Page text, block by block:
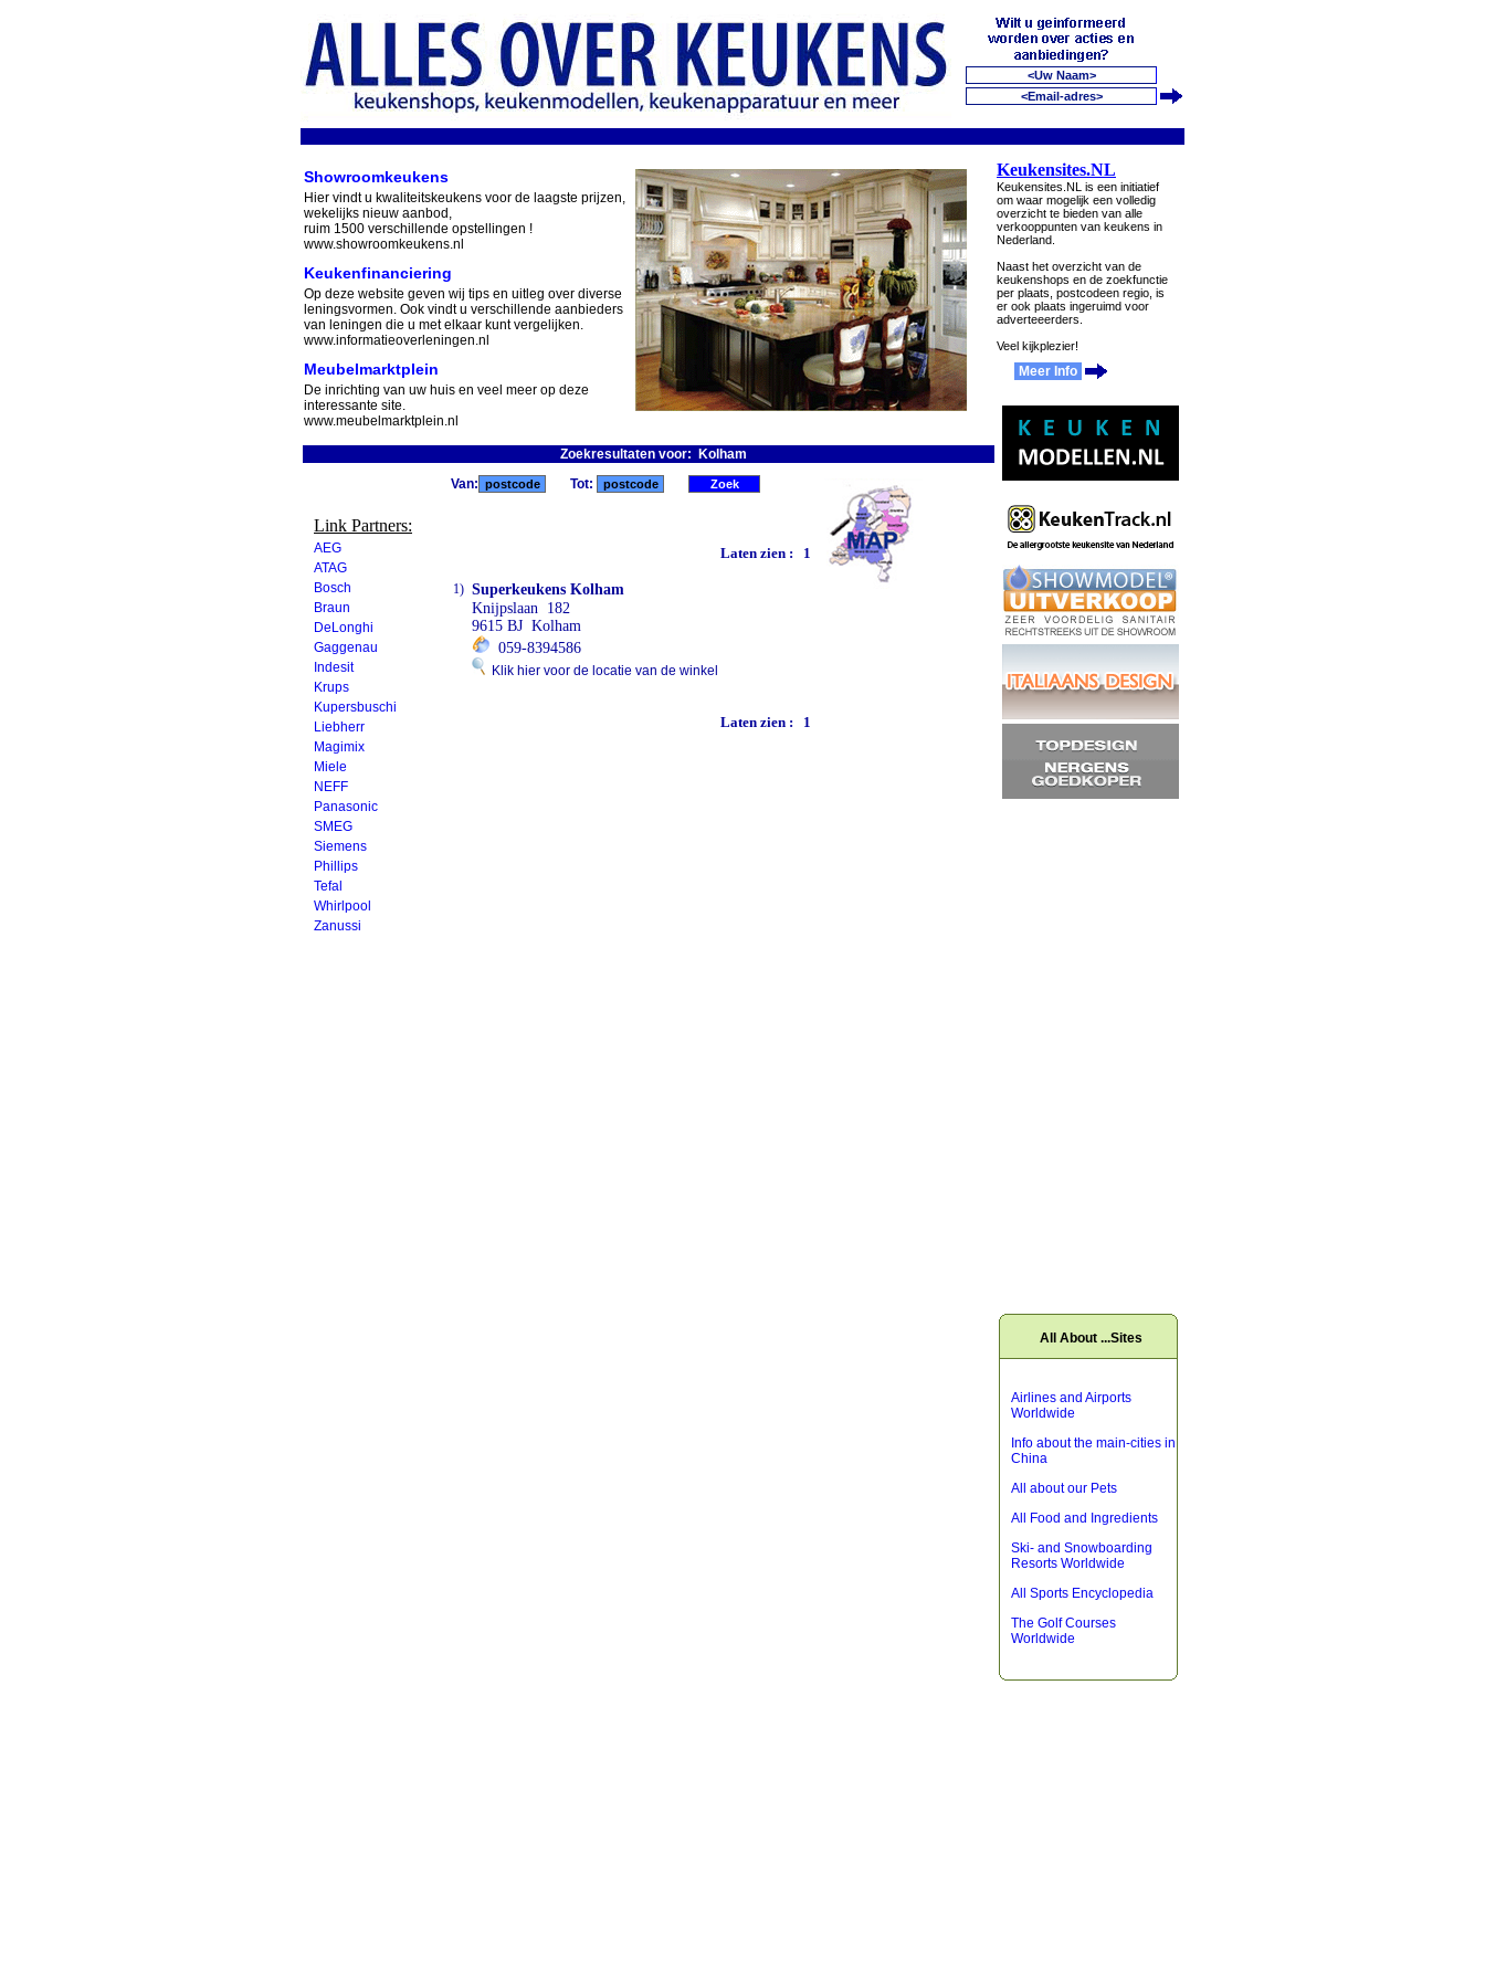
Showroomkeukens
Hier vindt u kwaliteitskeukens voor de laagste prijzen,
wekelijks nieuw aanbod,
ruim 1500 verschillende opstellingen !
www.showroomkeukens.nl
Keukenfinanciering
Op deze website geven wij tips en uitleg over diverse
leningsvormen. Ook vindt u verschillende aanbieders
van leningen die u met elkaar kunt vergelijken.
www.informatieoverleningen.nl
Meubelmarktplein
De inrichting van uw huis en veel meer op deze
interessante site.
www.meubelmarktplein.nl
Zoekresultaten voor: Kolham
Link Partners:
AEG
ATAG
Bosch
Braun
DeLonghi
Gaggenau
Indesit
Krups
Kupersbuschi
Liebherr
Magimix
Miele
NEFF
Panasonic
SMEG
Siemens
Phillips
Tefal
Whirlpool
Zanussi
Van: Tot:
Laten zien : 1
1) Superkeukens Kolham
Knijpslaan 182
9615 BJ Kolham
059-8394586
Klik hier voor de locatie van de winkel
Laten zien : 1
Keukensites.NL
Keukensites.NL is een initiatief
om waar mogelijk een volledig
overzicht te bieden van alle
verkooppunten van keukens in
Nederland.
Naast het overzicht van de
keukenshops en de zoekfunctie
per plaats, postcodeen regio, is
er ook plaats ingeruimd voor
adverteeerders.
Veel kijkplezier!
Meer Info
All About ...Sites
Airlines and Airports
Worldwide
Info about the main-cities in
China
All about our Pets
All Food and Ingredients
Ski- and Snowboarding
Resorts Worldwide
All Sports Encyclopedia
The Golf Courses
Worldwide